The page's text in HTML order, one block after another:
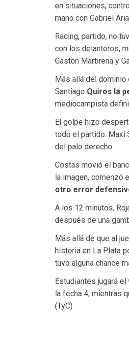
en situaciones,
mano con Gabriel
Racing, partido, no
con los delanteros,
Gastón Martirena y
Más allá del dominio
Santiago Quiros la
mediocampista
El golpe hizo
todo el partido: Maxi
del palo derecho.
Costas movió el
la imagen, comenzó
otro error
A los 12 minutos,
después de una
Más allá de que al
historia en La Plata
tuvo alguna chance
Estudiantes jugará
la fecha 4, mientras
(TyC)